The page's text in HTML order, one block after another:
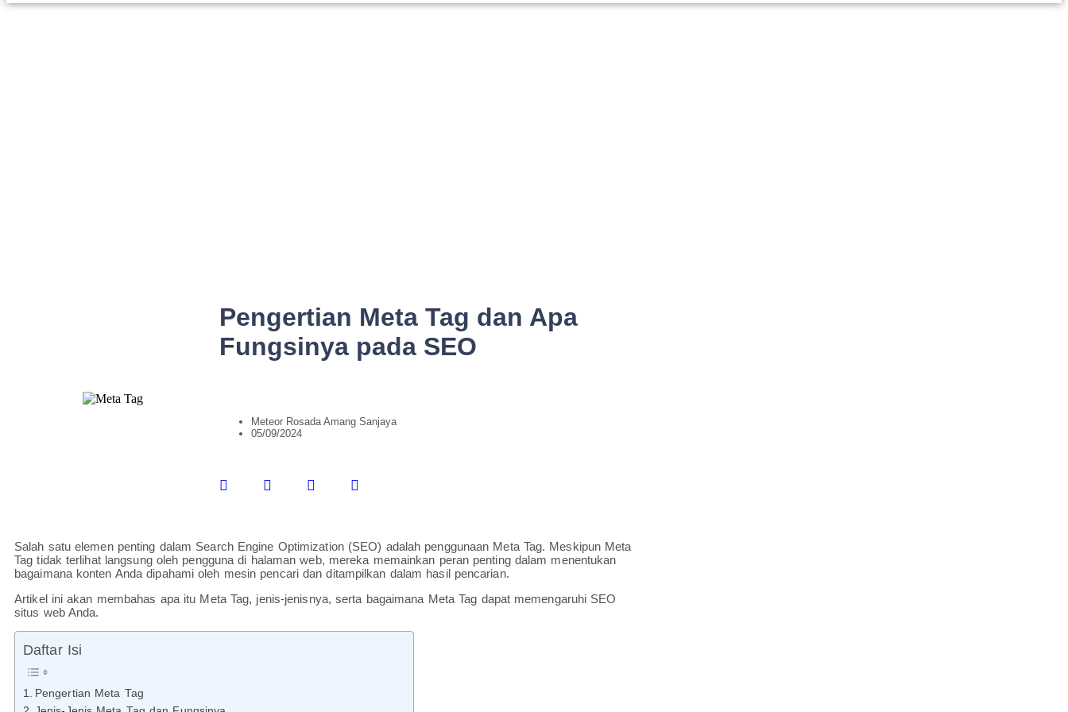
Pengertian Meta Tag dan Apa
Fungsinya pada SEO
Meteor Rosada Amang Sanjaya
05/09/2024
Salah satu elemen penting dalam Search Engine Optimization (SEO) adalah penggunaan Meta Tag. Meskipun Meta
Tag tidak terlihat langsung oleh pengguna di halaman web, mereka memainkan peran penting dalam menentukan
bagaimana konten Anda dipahami oleh mesin pencari dan ditampilkan dalam hasil pencarian.
Artikel ini akan membahas apa itu Meta Tag, jenis-jenisnya, serta bagaimana Meta Tag dapat memengaruhi SEO
situs web Anda.
Daftar Isi
Pengertian Meta Tag